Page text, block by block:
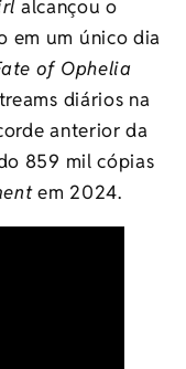
alcançou o
em um único dia
of Ophelia
diários na
anterior da
859 mil cópias
em 2024.